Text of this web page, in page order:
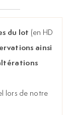
du lot (en HD
ainsi
lors de notre